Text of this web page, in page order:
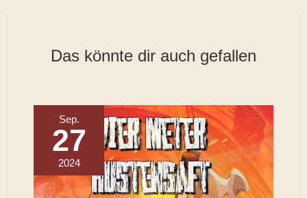
Das könnte dir auch gefallen
Sep.
27
2024